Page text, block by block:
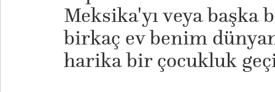
Meksika'yı veya
birkaç ev benim
harika bir çocukluk